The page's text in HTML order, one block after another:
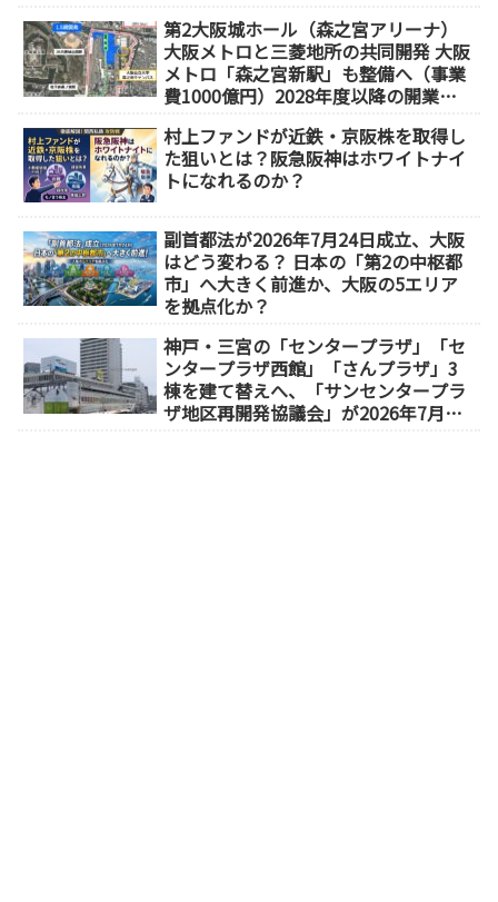
第2大阪城ホール（森之宮アリーナ）
大阪メトロと三菱地所の共同開発 大阪
メトロ「森之宮新駅」も整備へ（事業
費1000億円）2028年度以降の開業
村上ファンドが近鉄・京阪株を取得し
た狙いとは？阪急阪神はホワイトナイ
トになれるのか？
副首都法が2026年7月24日成立、大阪
はどう変わる？ 日本の「第2の中枢都
市」へ大きく前進か、大阪の5エリア
を拠点化か？
神戸・三宮の「センタープラザ」「セ
ンタープラザ西館」「さんプラザ」3
棟を建て替えへ、「サンセンタープラ
ザ地区再開発協議会」が2026年7月発